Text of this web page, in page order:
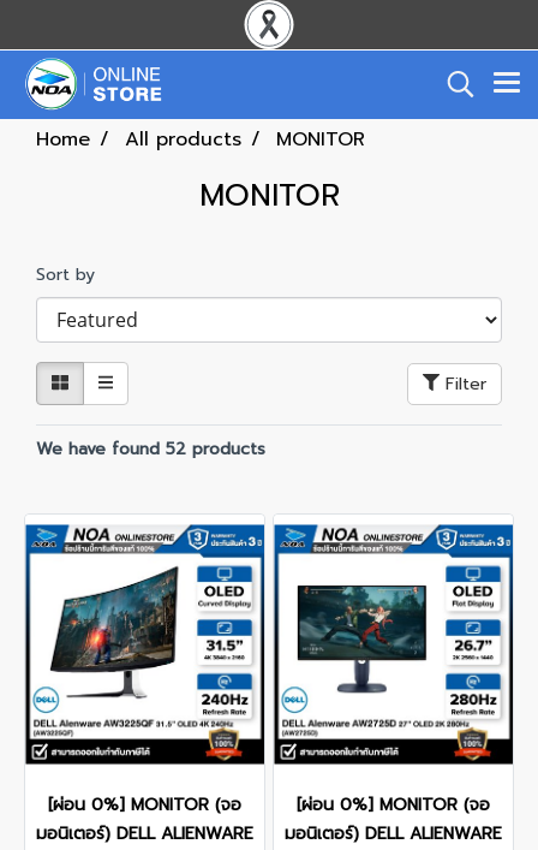
Home All products MONITOR
MONITOR
Sort by
Filter
We have found 52 products
[ผ่อน 0%] MONITOR (จอ
มอนิเตอร์) DELL ALIENWARE
[ผ่อน 0%] MONITOR (จอ
มอนิเตอร์) DELL ALIENWARE